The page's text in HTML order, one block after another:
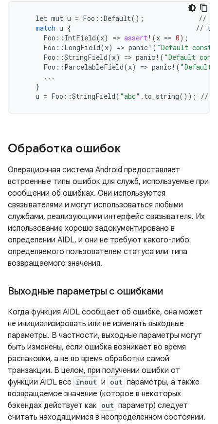
let mut u = Foo ::Default(); //
match u { //
Foo :: IntField(x) => assert! (x == 0);
Foo :: LongField(x) => panic! ( "Default
Foo ::StringField(x) => panic! ( "Default
Foo :: ParcelableField(x) => panic! ( "Default
...
}
u = Foo ::StringField( "abc" . to_string()); //
Обработка ошибок
Операционная система Android предоставляет
встроенные типы ошибок для служб, используемые при
сообщении об ошибках. Они используются
связывателями и могут использоваться любыми
службами, реализующими интерфейс связывателя. Их
использование хорошо задокументировано в
определении AIDL, и они не требуют какого-либо
определяемого пользователем статуса или типа
возвращаемого значения.
Выходные параметры с ошибками
Когда функция AIDL сообщает об ошибке, она может
не инициализировать или не изменять выходные
параметры. В частности, выходные параметры могут
быть изменены, если ошибка возникает во время
распаковки, а не во время обработки самой
транзакции. В целом, при получении ошибки от
функции AIDL все inout и out параметры, а также
возвращаемое значение (которое в некоторых
бэкендах действует как out параметр) следует
считать находящимися в неопределенном состоянии.